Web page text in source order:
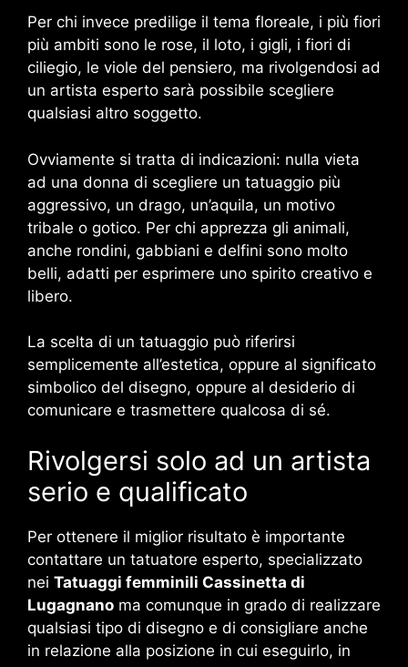
Per chi invece predilige il tema floreale, i più fiori
più ambiti sono le rose, il loto, i gigli, i fiori di
ciliegio, le viole del pensiero, ma rivolgendosi ad
un artista esperto sarà possibile scegliere
qualsiasi altro soggetto.
Ovviamente si tratta di indicazioni: nulla vieta
ad una donna di scegliere un tatuaggio più
aggressivo, un drago, un’aquila, un motivo
tribale o gotico. Per chi apprezza gli animali,
anche rondini, gabbiani e delfini sono molto
belli, adatti per esprimere uno spirito creativo e
libero.
La scelta di un tatuaggio può riferirsi
semplicemente all’estetica, oppure al significato
simbolico del disegno, oppure al desiderio di
comunicare e trasmettere qualcosa di sé.
Rivolgersi solo ad un artista
serio e qualificato
Per ottenere il miglior risultato è importante
contattare un tatuatore esperto, specializzato
nei Tatuaggi femminili Cassinetta di
Lugagnano ma comunque in grado di realizzare
qualsiasi tipo di disegno e di consigliare anche
in relazione alla posizione in cui eseguirlo, in